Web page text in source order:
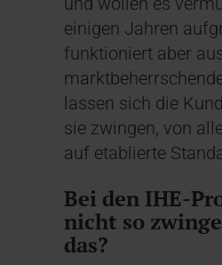
einigen Jahren
funktioniert aber
lassen sich die
sie zwingen, von
auf etablierte
Bei den IHE-
nicht so
das?